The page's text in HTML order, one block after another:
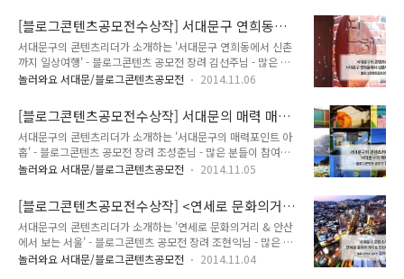
나들이 사진의 공간을 찾아가 그 장소를 다시 촬영하고 자신만의
기억을 사진으로 풀어내는 공모전 ..
부가 일반인들이 보다 쉽게 문화를 접할 수 있도록 매달 마지막
수요일을 '문화가 있는 날'로 지정한 날 문화융성위원회와 문화
체육관광부가 다양한 문화시설을 쉽게 즐길 수 있도록 매달 마지
막 수요일에 전국 주요 국 · 공립 박물관, 미술관, 고궁 등을 무료
로 관람할 수 있게 하는 등 각종 행사를 시행하고 있다. 문화가
프로그램 운영 ▲경복궁, 창덕궁, 덕수궁, 창경궁 등 조선 4대 궁
궐과 종묘,..
[블로그콘텐츠공모전수상작] 서대문구 연희동에
서 신촌까지 '일상여행'
서대문구의 콘텐츠리더가 소개하는 '서대문구 연희동에서 신촌
까지 일상여행' - 블로그콘텐츠 공모전 장려 김선주님 - 많은 분
들이 참여하여주시고 사랑해주신 2014 서대문구 블로그 콘텐츠
는 시간!♥ 오늘은 장려 작품(김선주님)의 '서대문구 연희동에서
신촌까지 '일상여행''을 소개하겠습니다!^^ 김선주님의 콘텐츠
는 연희동에서 신촌까지 도보여행을 하며 바라보는 서대문구 구
석구석의 일상이야기입니다. 연희동에서 시작된 여행은 신촌 연
세로까지 이어진답니다. 누구에게는 일상으로 다가오는 공간이
빠져들게 만드는 일상사진을 통해 작가님의 여행길에 나타난 가
게들의 정보와, 가게들의 모습이 담겨있답니다...
놀러와요 서대문/블로그콘텐츠공모전 2014.11.06
[블로그콘텐츠공모전수상작] 서대문의 매력 매력
포인트 아홉
서대문구의 콘텐츠리더가 소개하는 '서대문구의 매력포인트 아
홉' - 블로그콘텐츠 공모전 장려 조성춘님 - 많은 분들이 참여하
여주시고 사랑해주신 2014 서대문구 블로그 콘텐츠 공모전! 소
오늘은 장려 작품(조성춘님)의 '서대문의 매력포인트 아홉'을 소
개하겠습니다!^^ 조성춘님의 콘텐츠는 서대문구에 있는 9곳, 서
대문형무소역사관, 서대문 독립공원, 서대문안산 자락길, 서대문
봉원사, 서대문 자연사박물관, 인왕시장, 홍제동 개미마을, 홍제
천변 걷기코스, 불광천변 걷기코스에 대하여 한번쯤 가보고 싶게
놀러와요 서대문/블로그콘텐츠공모전 2014.11.05
[블로그콘텐츠공모전수상작] <연세로 문화의거리
&안산에서 보는 서울>
서대문구의 콘텐츠리더가 소개하는 '연세로 문화의거리 & 안산
에서 보는 서울' - 블로그콘텐츠 공모전 장려 조현익님 - 많은 분
들이 참여하여주시고 사랑해주신 2014 서대문구 블로그 콘텐츠
놀러와요 서대문/블로그콘텐츠공모전 2014.11.04